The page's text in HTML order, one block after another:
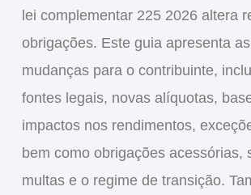
lei complementar 225 2026altera
obrigações. Este guia apresenta
mudanças para o contribuinte,
fontes legais, novas alíquotas,
impactos nos rendimentos,
bem como obrigações acessórias,
multas e o regime de transição.